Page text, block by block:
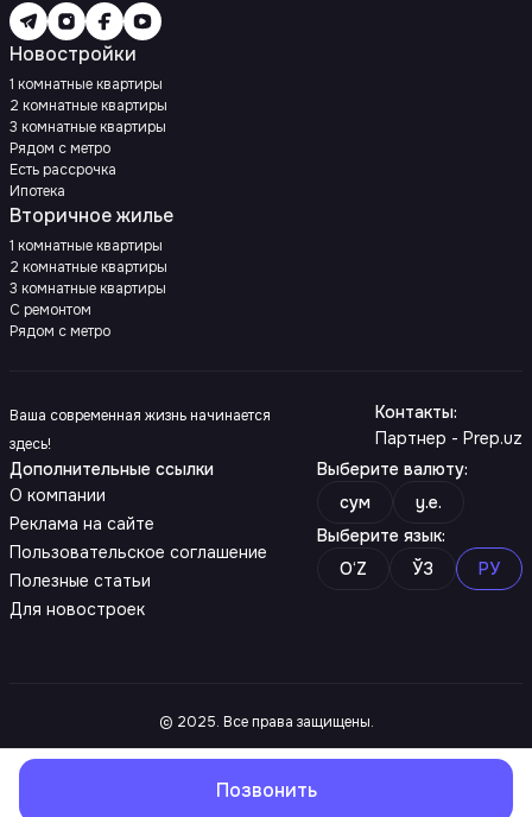
Новостройки
1 комнатные квартиры
2 комнатные квартиры
3 комнатные квартиры
Рядом с метро
Есть рассрочка
Ипотека
Вторичное жилье
1 комнатные квартиры
2 комнатные квартиры
3 комнатные квартиры
С ремонтом
Рядом с метро
Ваша современная жизнь начинается
здесь!
Контакты:
Партнер - Prep.uz
Дополнительные ссылки
О компании
Реклама на сайте
Пользовательское соглашение
Полезные статьи
Для новостроек
Выберите валюту:
сум
y.e.
Выберите язык:
O‘Z
ЎЗ РУ
© 2025. Все права защищены.
Позвонить